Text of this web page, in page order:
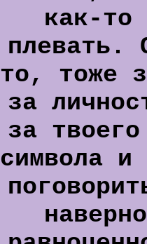
как-то
плевать.
то, тоже
за
за
символа и